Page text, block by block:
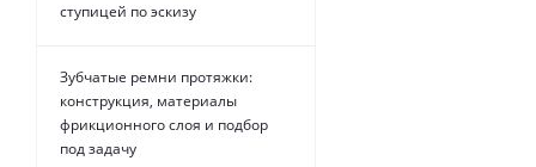
ступицей по эскизу
Зубчатые ремни протяжки:
конструкция, материалы
фрикционного слоя и подбор
под задачу